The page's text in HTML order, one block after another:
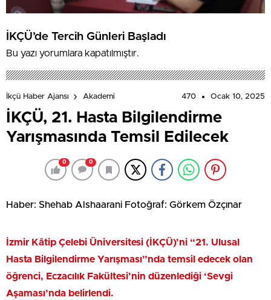
İKÇÜ’de Tercih Günleri Başladı
Bu yazı yorumlara kapatılmıştır.
İkçü Haber Ajansı Akademi 470 Ocak 10, 2025
İKÇÜ, 21. Hasta Bilgilendirme
Yarışmasında Temsil Edilecek
0 0
Haber: Shehab Alshaarani Fotoğraf: Görkem Özçınar
İzmir Kâtip Çelebi Üniversitesi (İKÇÜ)’ni “21. Ulusal
Hasta Bilgilendirme Yarışması”nda temsil edecek olan
öğrenci, Eczacılık Fakültesi’nin düzenlediği ‘Sevgi
Aşaması’nda belirlendi.